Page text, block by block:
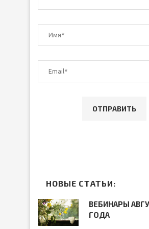
НОВЫЕ СТАТЬИ:
ВЕБИНАРЫ
ГОДА